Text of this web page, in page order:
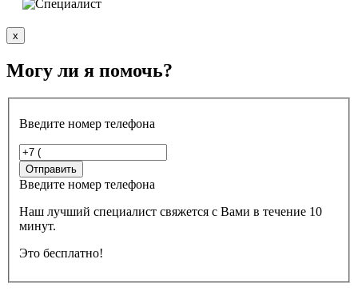
x
Могу ли я помочь?
Введите номер телефона
Введите номер телефона
Наш лучший специалист свяжется с Вами в течение 10
минут.
Это бесплатно!